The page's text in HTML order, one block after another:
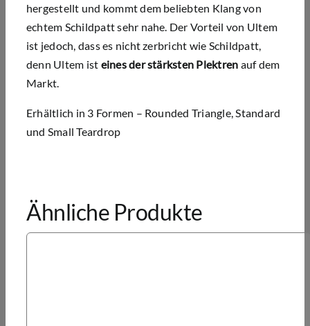
hergestellt und kommt dem beliebten Klang von
echtem Schildpatt sehr nahe. Der Vorteil von Ultem
ist jedoch, dass es nicht zerbricht wie Schildpatt,
denn Ultem ist eines der stärksten Plektren auf dem
Markt.
Erhältlich in 3 Formen – Rounded Triangle, Standard
und Small Teardrop
Ähnliche Produkte